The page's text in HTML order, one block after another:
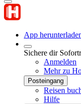
App
Sichere dir
Anmelden
Mehr zu
Posteingang
Reisen
Hilfe